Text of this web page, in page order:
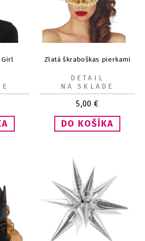
Girl Zlatá škraboškas pierkami
5,00 €
DETAIL
NA SKLADE